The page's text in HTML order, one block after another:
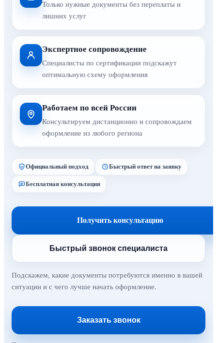
Только нужные документы без переплаты и
лишних услуг
Экспертное сопровождение
Специалисты по сертификации подскажут
оптимальную схему оформления
Работаем по всей России
Консультируем дистанционно и сопровождаем
оформление из любого региона
Официальный подход Быстрый ответ на заявку
Бесплатная консультация
Получить консультацию
Быстрый звонок специалиста
Подскажем, какие документы потребуются именно в вашей
ситуации и с чего лучше начать оформление.
Заказать звонок